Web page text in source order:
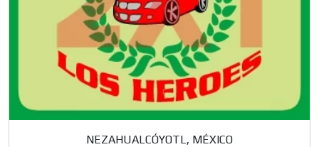
NEZAHUALCÓYOTL, MÉXICO